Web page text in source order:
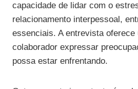
capacidade de lidar com o
relacionamento interpessoal,
essenciais. A entrevista oferece
colaborador expressar
possa estar enfrentando.